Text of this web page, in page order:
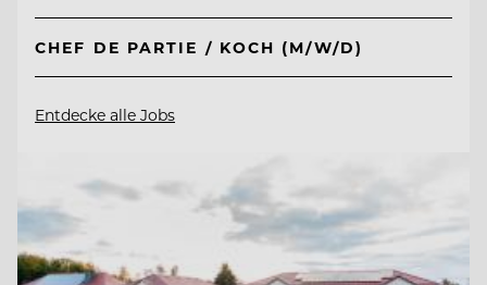
CHEF DE PARTIE / KOCH (M/W/D)
Entdecke alle Jobs